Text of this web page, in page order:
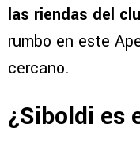
las riendas del
rumbo en este
cercano.
¿Siboldi es